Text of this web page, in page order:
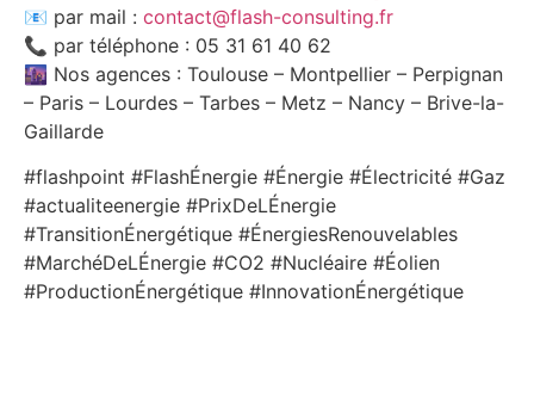
📧 par mail : contact@flash-consulting.fr
📞 par téléphone : 05 31 61 40 62
🌆 Nos agences : Toulouse – Montpellier – Perpignan
– Paris – Lourdes – Tarbes – Metz – Nancy – Brive-la-
Gaillarde
#flashpoint #FlashÉnergie #Énergie #Électricité #Gaz
#actualiteenergie #PrixDeLÉnergie
#TransitionÉnergétique #ÉnergiesRenouvelables
#MarchéDeLÉnergie #CO2 #Nucléaire #Éolien
#ProductionÉnergétique #InnovationÉnergétique